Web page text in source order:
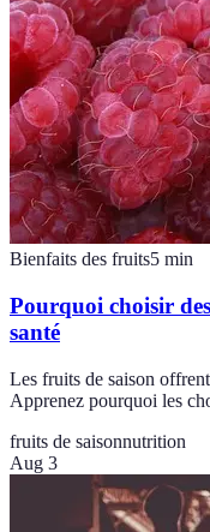
Bienfaits des fruits5 min
Pourquoi choisir
santé
Les fruits de saison
Apprenez pourquoi les
fruits de saisonnutrition
Aug 3